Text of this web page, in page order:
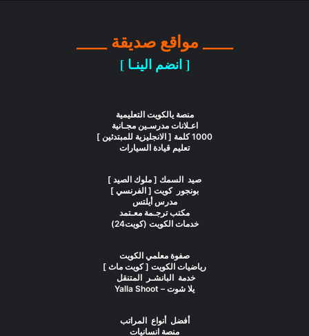
____ مواقع صديقة ____
[ انضم الينـا ]
منصة يالكويت التعليمية
اعـلانات مدرسـين مجـانية
1000 كلمة [ الانجليزية للمبتدئين ]
تعليم قيادة السيارات
صيد السمك [ ملوك الصيد ]
بونجور كويت [ الفرنسي ]
مدرس أيلتس
مكتب ترجـمة معـتمد
خدمات الكويت (كويت24)
صفوة معلمي الكويت
رياضيات الكويت [ كويت ماث ]
خدمة البانشـر المتنقل
يلا شوت – Yalla Shoot
أفضل أنواع المراتب
منصة انسانيات